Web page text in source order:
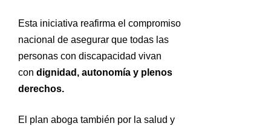
Esta iniciativa reafirma el compromiso
nacional de asegurar que todas las
personas con discapacidad vivan
con dignidad, autonomía y plenos
derechos.
El plan aboga también por la salud y